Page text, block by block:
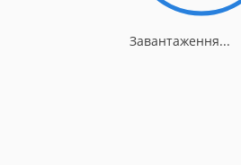
Завантаження...